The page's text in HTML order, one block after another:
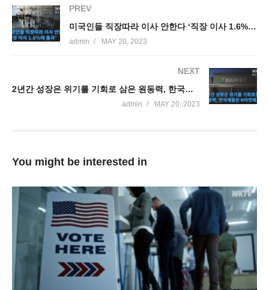
PREV
미국인들 직장따라 이사 안한다 ‘직장 이사 1.6%에 불과’
admin MAY 20, 2023
NEXT
2년간 성장은 위기를 기회로 삼은 원동력, 한국제품은 K마켓에서
admin MAY 20, 2023
You might be interested in